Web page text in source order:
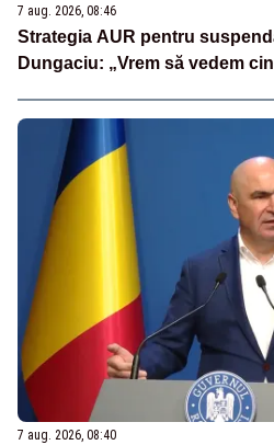
7 aug. 2026, 08:46
Strategia AUR pentru
Dungaciu: „Vrem să vedem
7 aug. 2026, 08:40